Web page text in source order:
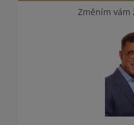
Změním vám